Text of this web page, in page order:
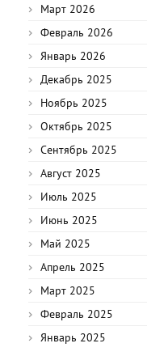
Март 2026
Февраль 2026
Январь 2026
Декабрь 2025
Ноябрь 2025
Октябрь 2025
Сентябрь 2025
Август 2025
Июль 2025
Июнь 2025
Май 2025
Апрель 2025
Март 2025
Февраль 2025
Январь 2025